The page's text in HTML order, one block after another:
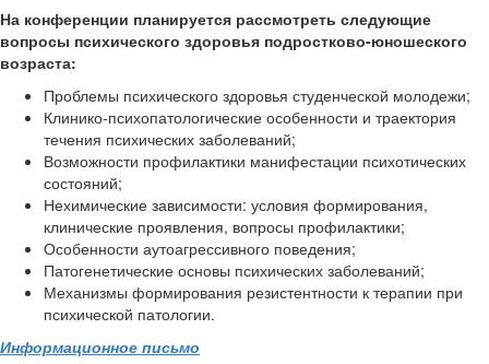
На конференции планируется рассмотреть следующие
вопросы психического здоровья подростково-юношеского
возраста:
Проблемы психического здоровья студенческой молодежи;
Клинико-психопатологические особенности и траектория
течения психических заболеваний;
Возможности профилактики манифестации психотических
состояний;
Нехимические зависимости: условия формирования,
клинические проявления, вопросы профилактики;
Особенности аутоагрессивного поведения;
Патогенетические основы психических заболеваний;
Механизмы формирования резистентности к терапии при
психической патологии.
Информационное письмо